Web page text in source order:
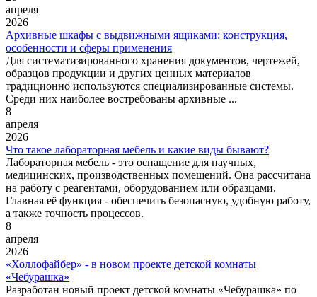
апреля
2026
Архивные шкафы с выдвижными ящиками: конструкция,
особенности и сферы применения
Для систематизированного хранения документов, чертежей,
образцов продукции и других ценных материалов
традиционно используются специализированные системы.
Среди них наиболее востребованы архивные ...
8
апреля
2026
Что такое лабораторная мебель и какие виды бывают?
Лабораторная мебель - это оснащение для научных,
медицинских, производственных помещений. Она рассчитана
на работу с реагентами, оборудованием или образцами.
Главная её функция - обеспечить безопасную, удобную работу,
а также точность процессов.
8
апреля
2026
«Холлофайбер» - в новом проекте детской комнаты
«Чебурашка»
Разработан новый проект детской комнаты «Чебурашка» по